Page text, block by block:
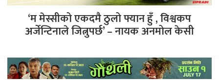
‘म मेस्सीको एकदमै ठुलो फ्यान हुँ , विश्वकप
अर्जेन्टिनाले जित्नुपर्छ’ – नायक अनमोल केसी